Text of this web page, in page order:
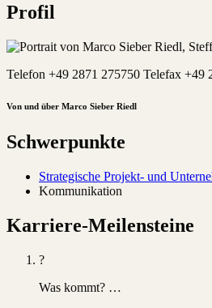
Profil
Telefon +49 2871 275750 Telefax +49
Von und über Marco Sieber Riedl
Schwerpunkte
Strategische Projekt- und
Kommunikation
Karriere-Meilensteine
?
Was kommt? …